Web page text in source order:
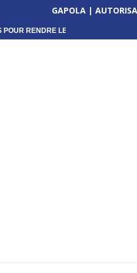
GAPOLA |
RENDRE LES...